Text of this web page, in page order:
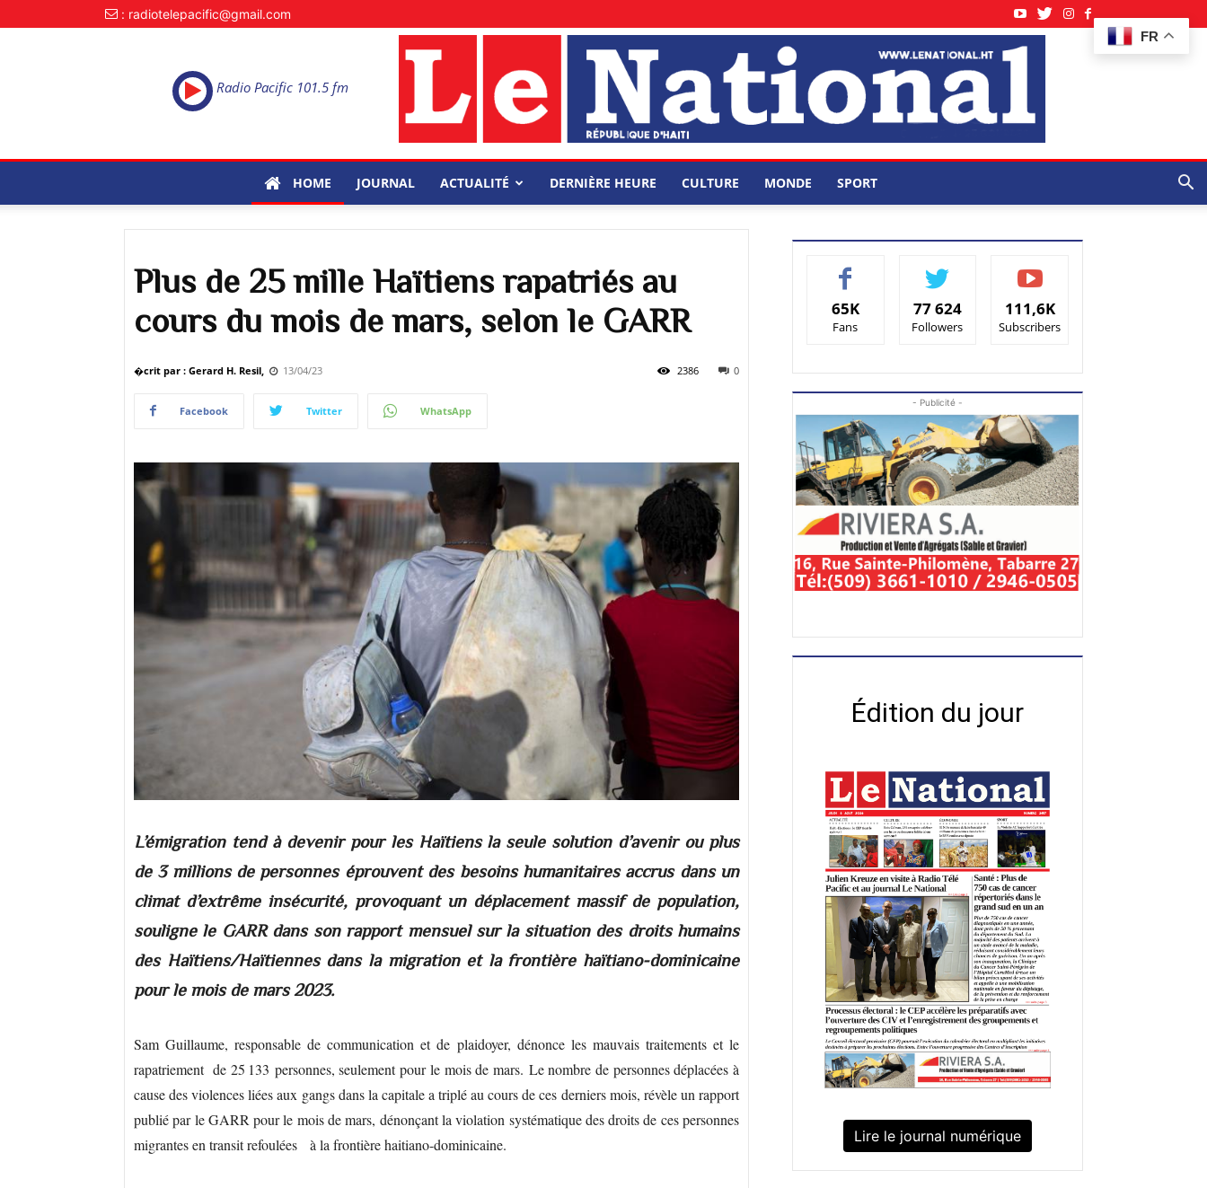
FR
: radiotelepacific@gmail.com
Radio Pacific 101.5 fm
HOME JOURNAL ACTUALITÉ DERNIÈRE HEURE CULTURE MONDE SPORT
Plus de 25 mille Haïtiens rapatriés au
cours du mois de mars, selon le GARR
�crit par : Gerard H. Resil, 13/04/23 0
2386
Facebook Twitter WhatsApp
L’émigration tend à devenir pour les Haïtiens la seule solution d’avenir ou plus
de 3 millions de personnes éprouvent des besoins humanitaires accrus dans un
climat d’extrême insécurité, provoquant un déplacement massif de population,
souligne le GARR dans son rapport mensuel sur la situation des droits humains
des Haïtiens/Haïtiennes dans la migration et la frontière haïtiano-dominicaine
pour le mois de mars 2023.
Sam Guillaume, responsable de communication et de plaidoyer, dénonce les mauvais traitements et le
rapatriement de 25 133 personnes, seulement pour le mois de mars. Le nombre de personnes déplacées à
cause des violences liées aux gangs dans la capitale a triplé au cours de ces derniers mois, révèle un rapport
publié par le GARR pour le mois de mars, dénonçant la violation systématique des droits de ces personnes
migrantes en transit refoulées à la frontière haitiano-dominicaine.
65K
Fans
77 624
Followers
111,6K
Subscribers
- Publicité -
Édition du jour
Lire le journal numérique